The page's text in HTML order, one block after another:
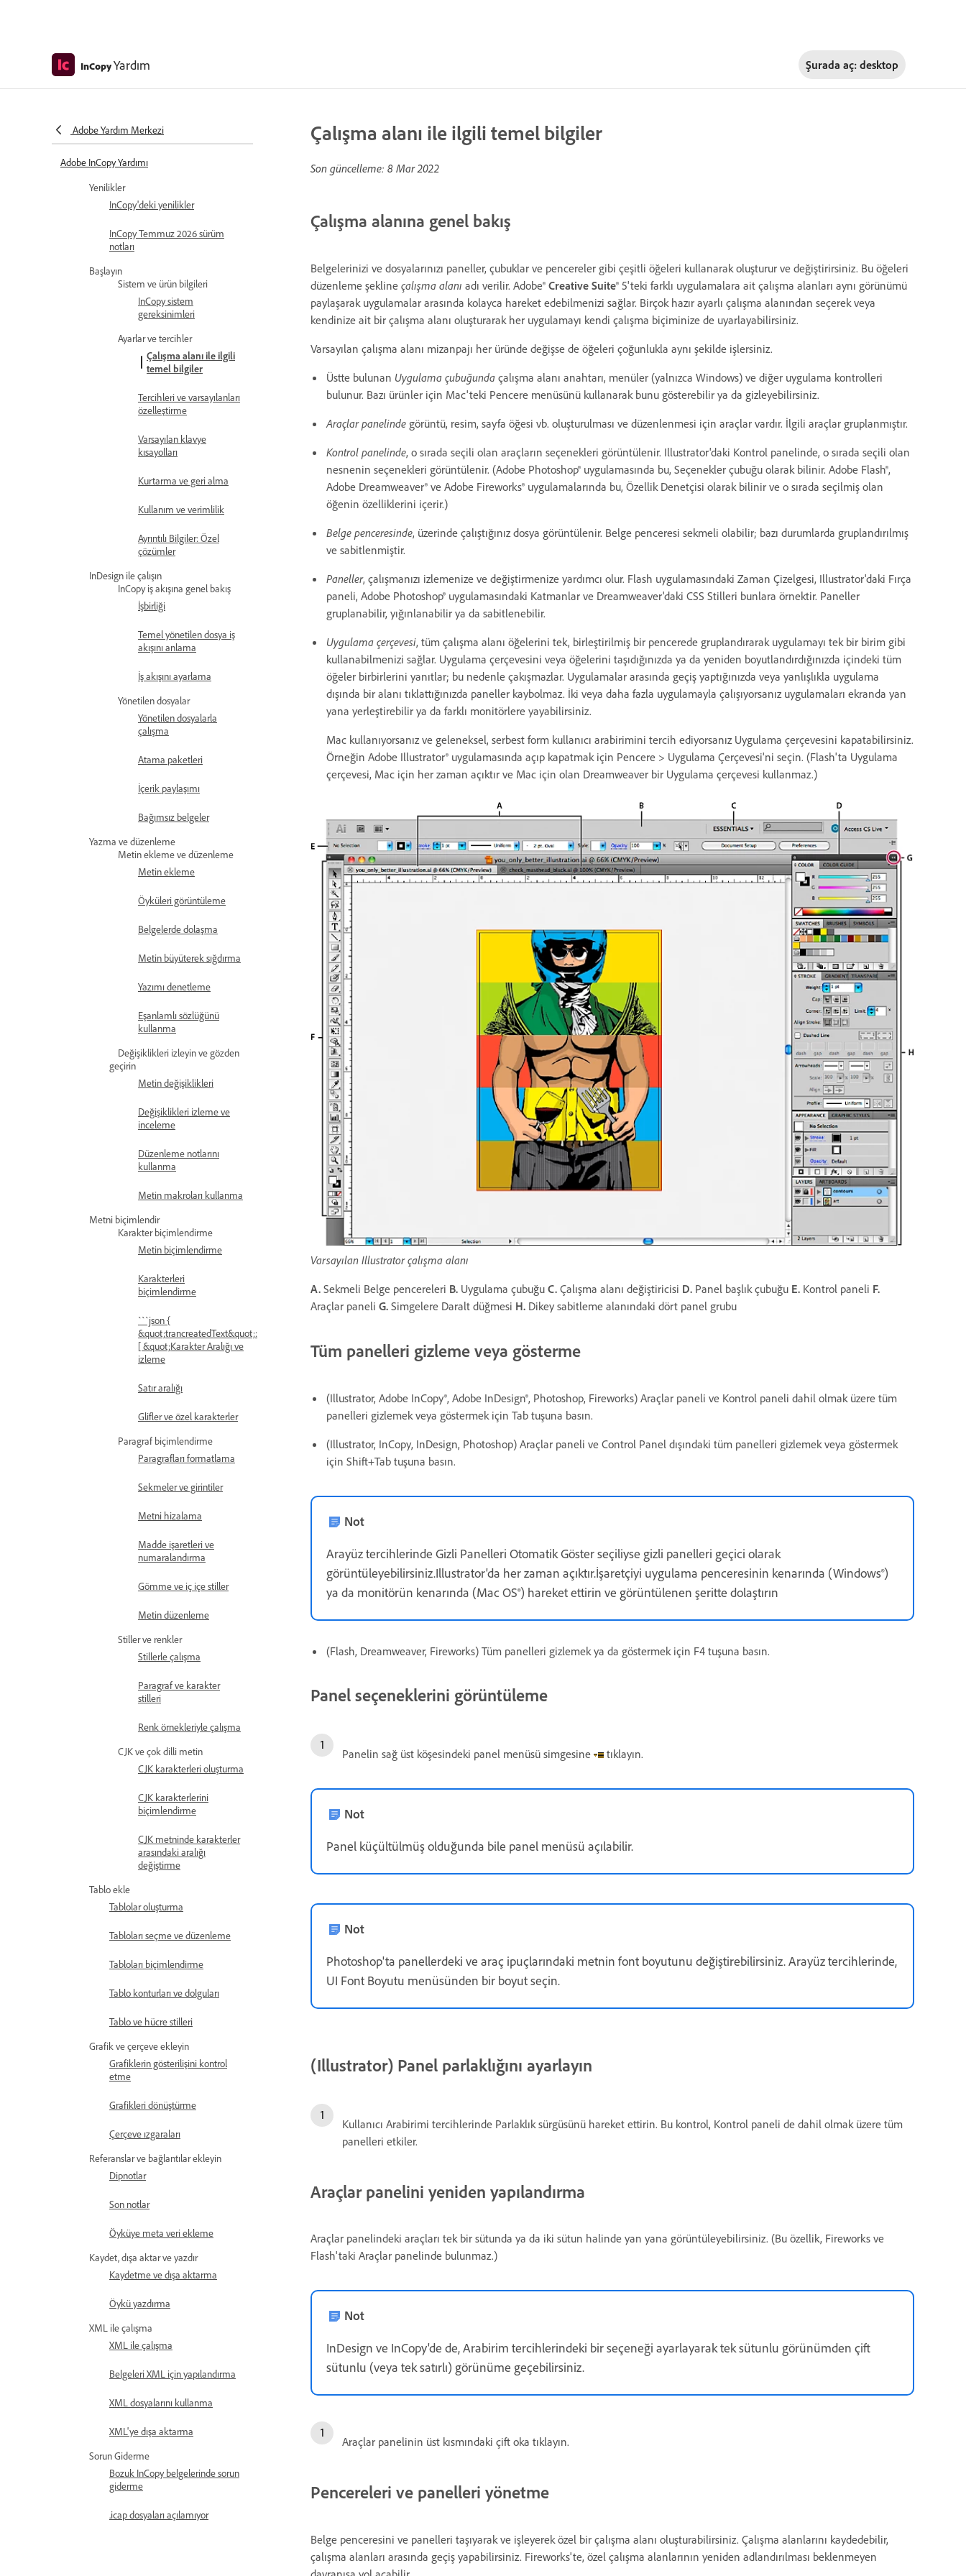
InCopyYardım Şurada aç: desktop
Adobe Yardım Merkezi
Adobe InCopy Yardımı
Yenilikler
InCopy'deki yenilikler
InCopy Temmuz 2026 sürüm
notları
Başlayın
Sistem ve ürün bilgileri
InCopy sistem
gereksinimleri
Ayarlar ve tercihler
Çalışma alanı ile ilgili
temel bilgiler
Tercihleri ve varsayılanları
özelleştirme
Varsayılan klavye
kısayolları
Kurtarma ve geri alma
Kullanım ve verimlilik
Ayrıntılı Bilgiler: Özel
çözümler
InDesign ile çalışın
InCopy iş akışına genel bakış
İşbirliği
Temel yönetilen dosya iş
akışını anlama
İş akışını ayarlama
Yönetilen dosyalar
Yönetilen dosyalarla
çalışma
Atama paketleri
İçerik paylaşımı
Bağımsız belgeler
Yazma ve düzenleme
Metin ekleme ve düzenleme
Metin ekleme
Öyküleri görüntüleme
Belgelerde dolaşma
Metin büyüterek sığdırma
Yazımı denetleme
Eşanlamlı sözlüğünü
kullanma
Değişiklikleri izleyin ve gözden
geçirin
Metin değişiklikleri
Değişiklikleri izleme ve
inceleme
Düzenleme notlarını
kullanma
Metin makroları kullanma
Metni biçimlendir
Karakter biçimlendirme
Metin biçimlendirme
Karakterleri
biçimlendirme
```json {
&quot;trancreatedText&quot;:
[ &quot;Karakter Aralığı ve
izleme
Satır aralığı
Glifler ve özel karakterler
Paragraf biçimlendirme
Paragrafları formatlama
Sekmeler ve girintiler
Metni hizalama
Madde işaretleri ve
numaralandırma
Gömme ve iç içe stiller
Metin düzenleme
Stiller ve renkler
Stillerle çalışma
Paragraf ve karakter
stilleri
Renk örnekleriyle çalışma
CJK ve çok dilli metin
CJK karakterleri oluşturma
CJK karakterlerini
biçimlendirme
CJK metninde karakterler
arasındaki aralığı
değiştirme
Tablo ekle
Tablolar oluşturma
Tabloları seçme ve düzenleme
Tabloları biçimlendirme
Tablo konturları ve dolguları
Tablo ve hücre stilleri
Grafik ve çerçeve ekleyin
Grafiklerin gösterilişini kontrol
etme
Grafikleri dönüştürme
Çerçeve ızgaraları
Referanslar ve bağlantılar ekleyin
Dipnotlar
Son notlar
Öyküye meta veri ekleme
Kaydet, dışa aktar ve yazdır
Kaydetme ve dışa aktarma
Öykü yazdırma
XML ile çalışma
XML ile çalışma
Belgeleri XML için yapılandırma
XML dosyalarını kullanma
XML'ye dışa aktarma
Sorun Giderme
Bozuk InCopy belgelerinde sorun
giderme
.icap dosyaları açılamıyor
Çalışma alanı ile ilgili temel bilgiler
Son güncelleme: 8 Mar 2022
Çalışma alanına genel bakış
Belgelerinizi ve dosyalarınızı paneller, çubuklar ve pencereler gibi çeşitli öğeleri kullanarak oluşturur ve değiştirirsiniz. Bu öğeleri
düzenleme şekline çalışma alanı adı verilir. Adobe® Creative Suite® 5'teki farklı uygulamalara ait çalışma alanları aynı görünümü
paylaşarak uygulamalar arasında kolayca hareket edebilmenizi sağlar. Birçok hazır ayarlı çalışma alanından seçerek veya
kendinize ait bir çalışma alanı oluşturarak her uygulamayı kendi çalışma biçiminize de uyarlayabilirsiniz.
Varsayılan çalışma alanı mizanpajı her üründe değişse de öğeleri çoğunlukla aynı şekilde işlersiniz.
Üstte bulunan Uygulama çubuğunda çalışma alanı anahtarı, menüler (yalnızca Windows) ve diğer uygulama kontrolleri
bulunur. Bazı ürünler için Mac'teki Pencere menüsünü kullanarak bunu gösterebilir ya da gizleyebilirsiniz.
Araçlar panelinde görüntü, resim, sayfa öğesi vb. oluşturulması ve düzenlenmesi için araçlar vardır. İlgili araçlar gruplanmıştır.
Kontrol panelinde, o sırada seçili olan araçların seçenekleri görüntülenir. Illustrator'daki Kontrol panelinde, o sırada seçili olan
nesnenin seçenekleri görüntülenir. (Adobe Photoshop® uygulamasında bu, Seçenekler çubuğu olarak bilinir. Adobe Flash®,
Adobe Dreamweaver® ve Adobe Fireworks® uygulamalarında bu, Özellik Denetçisi olarak bilinir ve o sırada seçilmiş olan
öğenin özelliklerini içerir.)
Belge penceresinde, üzerinde çalıştığınız dosya görüntülenir. Belge penceresi sekmeli olabilir; bazı durumlarda gruplandırılmış
ve sabitlenmiştir.
Paneller, çalışmanızı izlemenize ve değiştirmenize yardımcı olur. Flash uygulamasındaki Zaman Çizelgesi, Illustrator'daki Fırça
paneli, Adobe Photoshop® uygulamasındaki Katmanlar ve Dreamweaver'daki CSS Stilleri bunlara örnektir. Paneller
gruplanabilir, yığınlanabilir ya da sabitlenebilir.
Uygulama çerçevesi, tüm çalışma alanı öğelerini tek, birleştirilmiş bir pencerede gruplandırarak uygulamayı tek bir birim gibi
kullanabilmenizi sağlar. Uygulama çerçevesini veya öğelerini taşıdığınızda ya da yeniden boyutlandırdığınızda içindeki tüm
öğeler birbirlerini yanıtlar; bu nedenle çakışmazlar. Uygulamalar arasında geçiş yaptığınızda veya yanlışlıkla uygulama
dışında bir alanı tıklattığınızda paneller kaybolmaz. İki veya daha fazla uygulamayla çalışıyorsanız uygulamaları ekranda yan
yana yerleştirebilir ya da farklı monitörlere yayabilirsiniz.
Mac kullanıyorsanız ve geleneksel, serbest form kullanıcı arabirimini tercih ediyorsanız Uygulama çerçevesini kapatabilirsiniz.
Örneğin Adobe Illustrator® uygulamasında açıp kapatmak için Pencere > Uygulama Çerçevesi'ni seçin. (Flash'ta Uygulama
çerçevesi, Mac için her zaman açıktır ve Mac için olan Dreamweaver bir Uygulama çerçevesi kullanmaz.)
Varsayılan Illustrator çalışma alanı
A. Sekmeli Belge pencereleri B. Uygulama çubuğu C. Çalışma alanı değiştiricisi D. Panel başlık çubuğu E. Kontrol paneli F.
Araçlar paneli G. Simgelere Daralt düğmesi H. Dikey sabitleme alanındaki dört panel grubu
Tüm panelleri gizleme veya gösterme
(Illustrator, Adobe InCopy®, Adobe InDesign®, Photoshop, Fireworks) Araçlar paneli ve Kontrol paneli dahil olmak üzere tüm
panelleri gizlemek veya göstermek için Tab tuşuna basın.
(Illustrator, InCopy, InDesign, Photoshop) Araçlar paneli ve Control Panel dışındaki tüm panelleri gizlemek veya göstermek
için Shift+Tab tuşuna basın.
Not
Arayüz tercihlerinde Gizli Panelleri Otomatik Göster seçiliyse gizli panelleri geçici olarak
görüntüleyebilirsiniz.Illustrator'da her zaman açıktır.İşaretçiyi uygulama penceresinin kenarında (Windows®)
ya da monitörün kenarında (Mac OS®) hareket ettirin ve görüntülenen şeritte dolaştırın
(Flash, Dreamweaver, Fireworks) Tüm panelleri gizlemek ya da göstermek için F4 tuşuna basın.
Panel seçeneklerini görüntüleme
Panelin sağ üst köşesindeki panel menüsü simgesine tıklayın.
Not
Panel küçültülmüş olduğunda bile panel menüsü açılabilir.
Not
Photoshop'ta panellerdeki ve araç ipuçlarındaki metnin font boyutunu değiştirebilirsiniz. Arayüz tercihlerinde,
UI Font Boyutu menüsünden bir boyut seçin.
(Illustrator) Panel parlaklığını ayarlayın
Kullanıcı Arabirimi tercihlerinde Parlaklık sürgüsünü hareket ettirin. Bu kontrol, Kontrol paneli de dahil olmak üzere tüm
panelleri etkiler.
Araçlar panelini yeniden yapılandırma
Araçlar panelindeki araçları tek bir sütunda ya da iki sütun halinde yan yana görüntüleyebilirsiniz. (Bu özellik, Fireworks ve
Flash'taki Araçlar panelinde bulunmaz.)
Not
InDesign ve InCopy'de de, Arabirim tercihlerindeki bir seçeneği ayarlayarak tek sütunlu görünümden çift
sütunlu (veya tek satırlı) görünüme geçebilirsiniz.
Araçlar panelinin üst kısmındaki çift oka tıklayın.
Pencereleri ve panelleri yönetme
Belge penceresini ve panelleri taşıyarak ve işleyerek özel bir çalışma alanı oluşturabilirsiniz. Çalışma alanlarını kaydedebilir,
çalışma alanları arasında geçiş yapabilirsiniz. Fireworks'te, özel çalışma alanlarının yeniden adlandırılması beklenmeyen